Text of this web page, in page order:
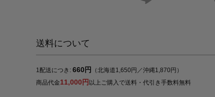
送料について
1配送につき: 660円
（北海道1,650円／沖縄1,870円）
商品代金11,000円 以上ご購入で送料・代引き手数料無料